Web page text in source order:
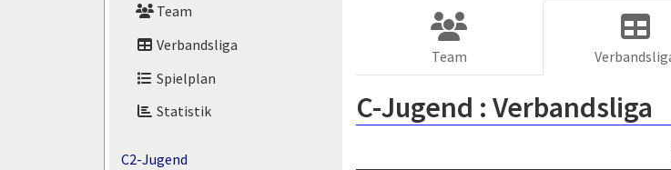
Team
Verbandsliga
Spielplan
Statistik
C2-Jugend
Team
C-Jugend : Verbandsliga